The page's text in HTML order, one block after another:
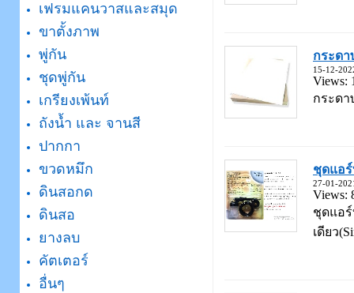
เฟรมแคนวาสและสมุด
ขาตั้งภาพ
พู่กัน
ชุดพู่กัน
เกรียงเพ้นท์
ถังน้ำ และ จานสี
ปากกา
ขวดหมึก
ดินสอกด
ดินสอ
ยางลบ
คัตเตอร์
อื่นๆ
กระดา
15-12-
Views:
กระด
ชุดแอร์
27-01-
Views:
ชุดแอร์
เดียว